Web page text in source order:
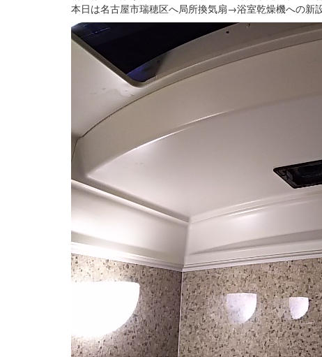
本日は名古屋市瑞穂区へ局所換気扇→浴室乾燥機への新